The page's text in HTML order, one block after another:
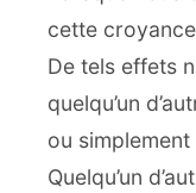
cette
De tels effets
quelqu’un
ou
Quelqu’un